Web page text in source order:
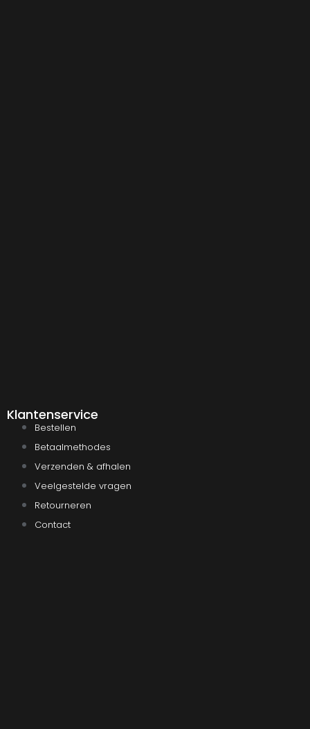
Klantenservice
Bestellen
Betaalmethodes
Verzenden & afhalen
Veelgestelde vragen
Retourneren
Contact